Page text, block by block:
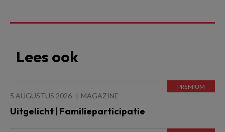
Lees ook
5 AUGUSTUS 2026 MAGAZINE
Uitgelicht | Familieparticipatie